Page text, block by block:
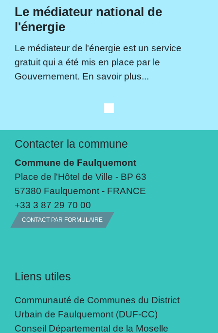
Le médiateur national de
l'énergie
Le médiateur de l'énergie est un service
gratuit qui a été mis en place par le
Gouvernement. En savoir plus...
Contacter la commune
Commune de Faulquemont
Place de l'Hôtel de Ville - BP 63
57380 Faulquemont - FRANCE
+33 3 87 29 70 00
CONTACT PAR FORMULAIRE
Liens utiles
Communauté de Communes du District
Urbain de Faulquemont (DUF-CC)
Conseil Départemental de la Moselle